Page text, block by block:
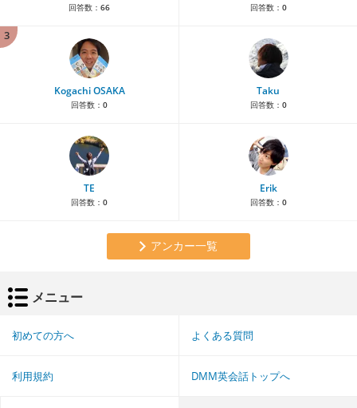
回答数： 66 回答数： 0
3
Kogachi OSAKA
回答数： 0
Taku
回答数： 0
TE
回答数： 0
Erik
回答数： 0
アンカー一覧
メニュー
初めての方へ よくある質問
利用規約 DMM英会話トップへ